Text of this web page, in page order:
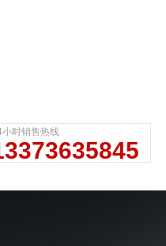
小时销售热线